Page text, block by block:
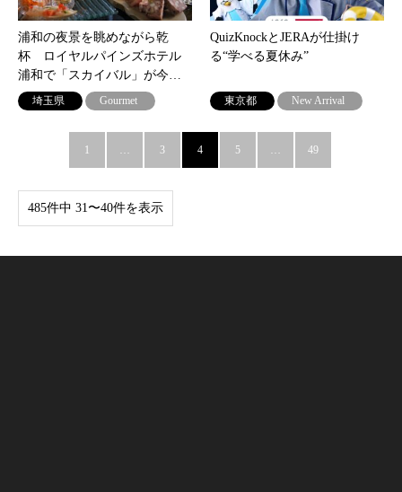
浦和の夜景を眺めながら乾
杯 ロイヤルパインズホテル
浦和で「スカイバル」が今…
埼玉県 Gourmet
QuizKnockとJERAが仕掛け
る“学べる夏休み”
東京都 New Arrival
1 … 3 4 5 … 49
485件中 31〜40件を表示